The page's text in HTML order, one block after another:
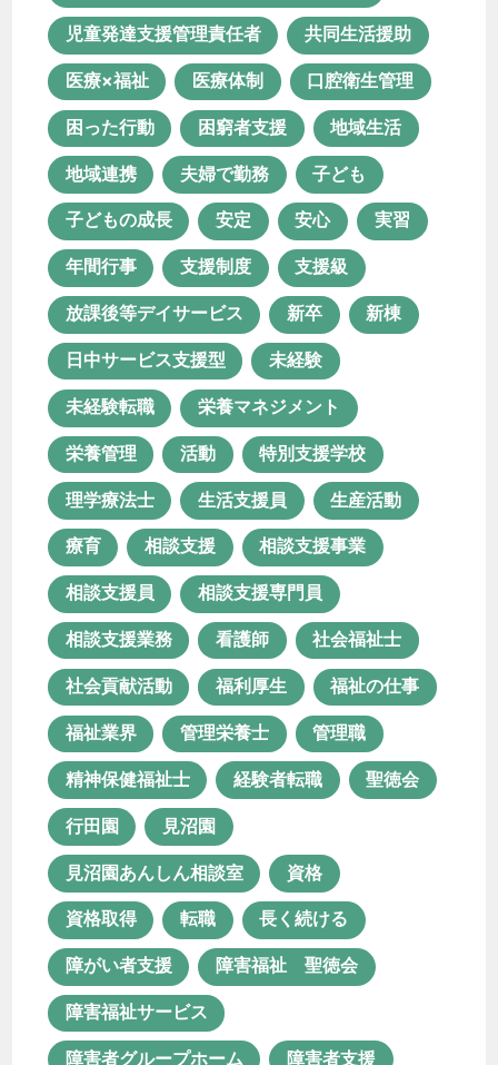
児童発達支援管理責任者 共同生活援助
医療×福祉 医療体制 口腔衛生管理
困った行動 困窮者支援 地域生活
地域連携 夫婦で勤務 子ども
子どもの成長 安定 安心 実習
年間行事 支援制度 支援級
放課後等デイサービス 新卒 新棟
日中サービス支援型 未経験
未経験転職 栄養マネジメント
栄養管理 活動 特別支援学校
理学療法士 生活支援員 生産活動
療育 相談支援 相談支援事業
相談支援員 相談支援専門員
相談支援業務 看護師 社会福祉士
社会貢献活動 福利厚生 福祉の仕事
福祉業界 管理栄養士 管理職
精神保健福祉士 経験者転職 聖徳会
行田園 見沼園
見沼園あんしん相談室 資格
資格取得 転職 長く続ける
障がい者支援 障害福祉 聖徳会
障害福祉サービス
障害者グループホーム 障害者支援